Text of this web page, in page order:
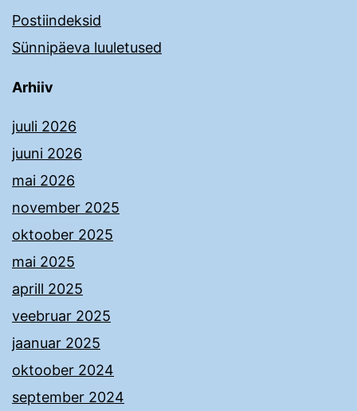
Postiindeksid
Sünnipäeva luuletused
Arhiiv
juuli 2026
juuni 2026
mai 2026
november 2025
oktoober 2025
mai 2025
aprill 2025
veebruar 2025
jaanuar 2025
oktoober 2024
september 2024